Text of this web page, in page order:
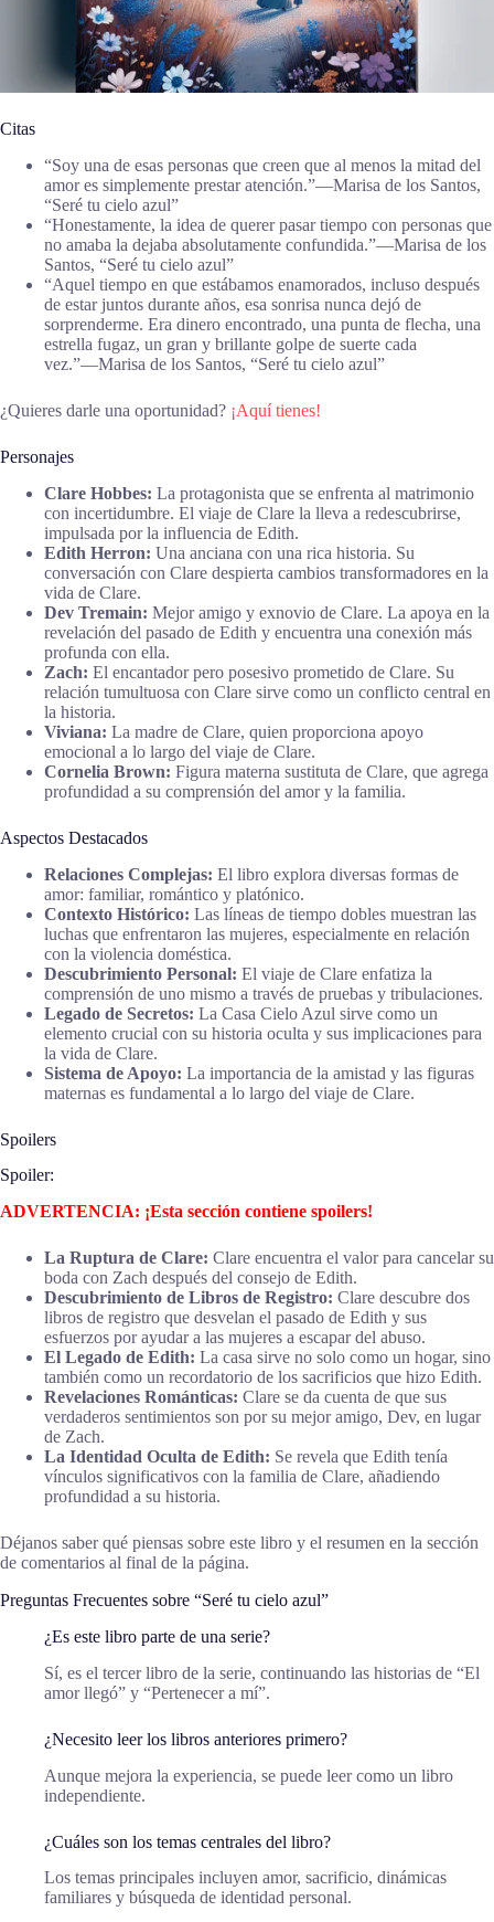
Citas
“Soy una de esas personas que creen que al menos la mitad del
amor es simplemente prestar atención.”―Marisa de los Santos,
“Seré tu cielo azul”
“Honestamente, la idea de querer pasar tiempo con personas que
no amaba la dejaba absolutamente confundida.”―Marisa de los
Santos, “Seré tu cielo azul”
“Aquel tiempo en que estábamos enamorados, incluso después
de estar juntos durante años, esa sonrisa nunca dejó de
sorprenderme. Era dinero encontrado, una punta de flecha, una
estrella fugaz, un gran y brillante golpe de suerte cada
vez.”―Marisa de los Santos, “Seré tu cielo azul”
¿Quieres darle una oportunidad? ¡Aquí tienes!
Personajes
Clare Hobbes: La protagonista que se enfrenta al matrimonio
con incertidumbre. El viaje de Clare la lleva a redescubrirse,
impulsada por la influencia de Edith.
Edith Herron: Una anciana con una rica historia. Su
conversación con Clare despierta cambios transformadores en la
vida de Clare.
Dev Tremain: Mejor amigo y exnovio de Clare. La apoya en la
revelación del pasado de Edith y encuentra una conexión más
profunda con ella.
Zach: El encantador pero posesivo prometido de Clare. Su
relación tumultuosa con Clare sirve como un conflicto central en
la historia.
Viviana: La madre de Clare, quien proporciona apoyo
emocional a lo largo del viaje de Clare.
Cornelia Brown: Figura materna sustituta de Clare, que agrega
profundidad a su comprensión del amor y la familia.
Aspectos Destacados
Relaciones Complejas: El libro explora diversas formas de
amor: familiar, romántico y platónico.
Contexto Histórico: Las líneas de tiempo dobles muestran las
luchas que enfrentaron las mujeres, especialmente en relación
con la violencia doméstica.
Descubrimiento Personal: El viaje de Clare enfatiza la
comprensión de uno mismo a través de pruebas y tribulaciones.
Legado de Secretos: La Casa Cielo Azul sirve como un
elemento crucial con su historia oculta y sus implicaciones para
la vida de Clare.
Sistema de Apoyo: La importancia de la amistad y las figuras
maternas es fundamental a lo largo del viaje de Clare.
Spoilers
Spoiler:
ADVERTENCIA: ¡Esta sección contiene spoilers!
La Ruptura de Clare: Clare encuentra el valor para cancelar su
boda con Zach después del consejo de Edith.
Descubrimiento de Libros de Registro: Clare descubre dos
libros de registro que desvelan el pasado de Edith y sus
esfuerzos por ayudar a las mujeres a escapar del abuso.
El Legado de Edith: La casa sirve no solo como un hogar, sino
también como un recordatorio de los sacrificios que hizo Edith.
Revelaciones Románticas: Clare se da cuenta de que sus
verdaderos sentimientos son por su mejor amigo, Dev, en lugar
de Zach.
La Identidad Oculta de Edith: Se revela que Edith tenía
vínculos significativos con la familia de Clare, añadiendo
profundidad a su historia.
Déjanos saber qué piensas sobre este libro y el resumen en la sección
de comentarios al final de la página.
Preguntas Frecuentes sobre “Seré tu cielo azul”
¿Es este libro parte de una serie?
Sí, es el tercer libro de la serie, continuando las historias de “El
amor llegó” y “Pertenecer a mí”.
¿Necesito leer los libros anteriores primero?
Aunque mejora la experiencia, se puede leer como un libro
independiente.
¿Cuáles son los temas centrales del libro?
Los temas principales incluyen amor, sacrificio, dinámicas
familiares y búsqueda de identidad personal.